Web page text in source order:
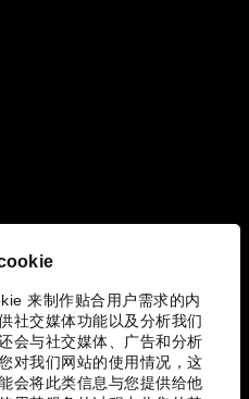
来制作贴合用户需求的内
社交媒体功能以及分析我们
会与社交媒体、广告和分析
对我们网站的使用情况，这
会将此类信息与您提供给他